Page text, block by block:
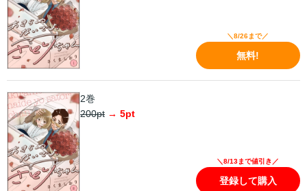
＼8/26まで／
無料!
2巻
200pt → 5pt
＼8/13まで値引き／
登録して購入